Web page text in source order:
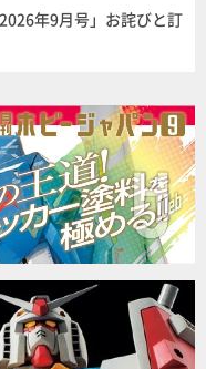
年9月号」お詫びと訂